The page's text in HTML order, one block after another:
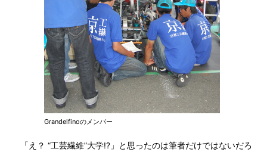
Grandelfinoのメンバー
「え？ “工芸繊維”大学!?」と思ったのは筆者だけではないだろ